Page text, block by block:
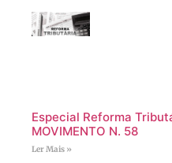
Especial Reforma
MOVIMENTO N. 58
Ler Mais »